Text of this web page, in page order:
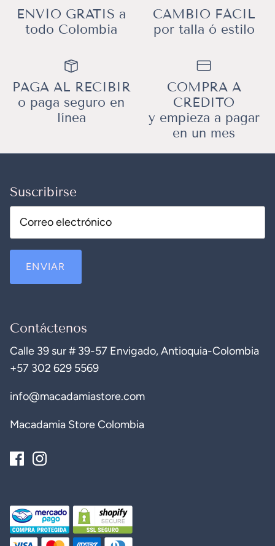
ENVÍO GRATIS a
todo Colombia
CAMBIO FÁCIL
por talla ó estilo
PAGA AL RECIBIR
o paga seguro en
línea
COMPRA A
CRÉDITO
y empieza a pagar
en un mes
Suscribirse
ENVIAR
Contáctenos
Calle 39 sur # 39-57 Envigado, Antioquia-Colombia
+57 302 629 5569
info@macadamiastore.com
Macadamia Store Colombia